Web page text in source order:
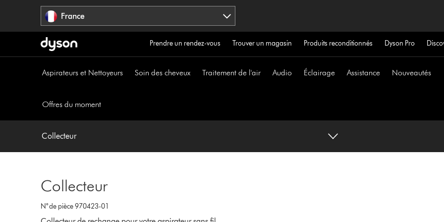
France
Prendre un rendez-vous Trouver un magasin Produits reconditionnés Dyson Pro
Aspirateurs et Nettoyeurs Soin des cheveux Traitement de l'air Audio Éclairage Assistance Nouveautés
Offres du moment
Collecteur
Collecteur
N° de pièce 970423-01